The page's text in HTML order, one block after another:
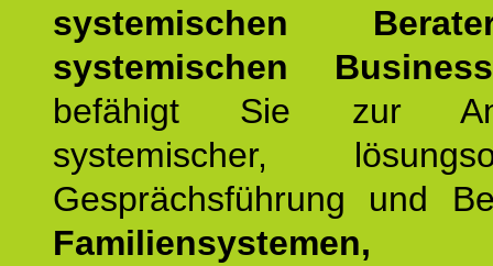
systemischen
systemischen
befähigt Sie zur
systemischer,
Gesprächsführung und
Familiensystemen,